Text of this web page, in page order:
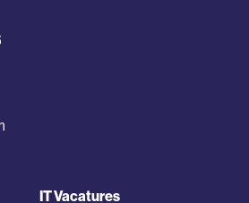
IT Vacatures